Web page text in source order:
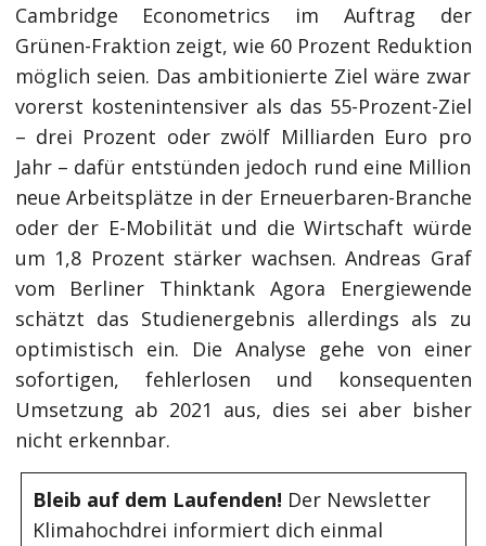
Cambridge Econometrics im Auftrag der
Grünen-Fraktion zeigt, wie 60 Prozent Reduktion
möglich seien. Das ambitionierte Ziel wäre zwar
vorerst kostenintensiver als das 55-Prozent-Ziel
– drei Prozent oder zwölf Milliarden Euro pro
Jahr – dafür entstünden jedoch rund eine Million
neue Arbeitsplätze in der Erneuerbaren-Branche
oder der E-Mobilität und die Wirtschaft würde
um 1,8 Prozent stärker wachsen. Andreas Graf
vom Berliner Thinktank Agora Energiewende
schätzt das Studienergebnis allerdings als zu
optimistisch ein. Die Analyse gehe von einer
sofortigen, fehlerlosen und konsequenten
Umsetzung ab 2021 aus, dies sei aber bisher
nicht erkennbar.
Bleib auf dem Laufenden! Der Newsletter
Klimahochdrei informiert dich einmal